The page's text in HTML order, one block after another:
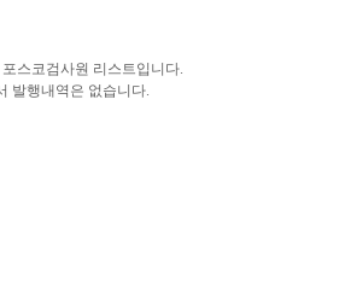
포스코검사원 리스트입니다.
발행내역은 없습니다.